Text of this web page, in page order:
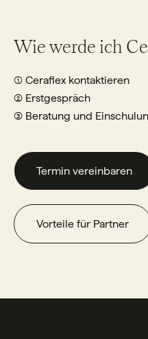
Wie werde ich
① Ceraflex kontaktieren
② Erstgespräch
③ Beratung und
Termin vereinbaren
Vorteile für Partner